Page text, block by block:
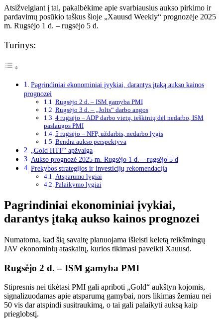
Atsižvelgiant į tai, pakalbėkime apie svarbiausius aukso pirkimo ir
pardavimų posūkio taškus šioje „Xauusd Weekly“ prognozėje 2025
m. Rugsėjo 1 d. – rugsėjo 5 d.
Turinys:
Pagrindiniai ekonominiai įvykiai, darantys įtaką aukso kainos
prognozei
Rugsėjo 2 d. – ISM gamyba PMI
Rugsėjo 3 d. – „Jolts“ darbo angos
4 rugsėjo – ADP darbo vietų, ieškinių dėl nedarbo, ISM
paslaugos PMI
5 rugsėjo – NFP, uždarbis, nedarbo lygis
Bendra aukso perspektyva
„Gold HTF“ apžvalga
Aukso prognozė 2025 m. Rugsėjo 1 d. – rugsėjo 5 d
Prekybos strategijos ir investicijų rekomendacija
Atsparumo lygiai
Palaikymo lygiai
Pagrindiniai ekonominiai įvykiai,
darantys įtaką aukso kainos prognozei
Numatoma, kad šią savaitę planuojama išleisti keletą reikšmingų
JAV ekonominių ataskaitų, kurios tikimasi paveikti Xauusd.
Rugsėjo 2 d. – ISM gamyba PMI
Stipresnis nei tikėtasi PMI gali apriboti „Gold“ aukštyn kojomis,
signalizuodamas apie atsparumą gamybai, nors likimas žemiau nei
50 vis dar atspindi susitraukimą, o tai gali palaikyti auksą kaip
prieglobstį.